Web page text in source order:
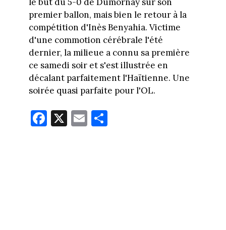
premier ballon, mais bien le retour à la
compétition d'Inès Benyahia. Victime
d'une commotion cérébrale l'été
dernier, la milieue a connu sa première
ce samedi soir et s'est illustrée en
décalant parfaitement l'Haïtienne. Une
soirée quasi parfaite pour l'OL.
Fa
ce
X E
m
Pa